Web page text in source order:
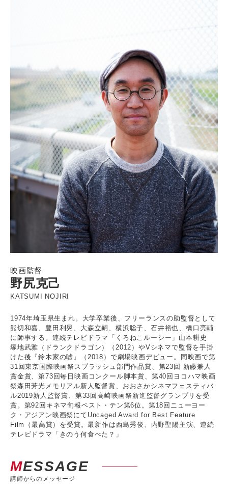
映画監督
野尻克己
KATSUMI NOJIRI
1974年埼玉県生まれ。大学卒業後、フリーランスの助監督として
熊切和嘉、豊田利晃、大森立嗣、横浜聡子、石井裕也、橋口亮輔
に師事する。連続テレビドラマ「くろねこルーシー」山本耕史
塚地武雅（ドランクドラゴン）（2012）やVシネマで監督を手掛
けた後『鈴木家の嘘』（2018）で劇場映画デビュー。同映画で第
31回東京国際映画祭スプラッシュ部門作品賞、第23回 新藤兼人
賞金賞、第73回毎日映画コンクール脚本賞、第40回ヨコハマ映画
祭森田芳光メモリアル新人監督賞、おおさかシネマフェスティバ
ル2019新人監督賞、第33回高崎映画祭新進監督グランプリを受
賞。第92回キネマ旬報ベスト・テン第6位。第18回ニューヨー
ク・アジアン映画祭にてUncaged Award for Best Feature
Film（最高賞）を受賞。最新作は西島秀俊、内野聖陽主演、連続
テレビドラマ「きのう何食べた？」
MESSAGE
講師からのメッセージ